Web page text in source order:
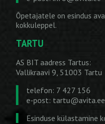
Õpetajatele on esindus
kokkuleppel.
TARTU
AS BIT aadress Tartus:
Vallikraavi 9, 51003 Tartu
telefon: 7 427 156
e-post: tartu@avita.ee
Esinduse külastamine